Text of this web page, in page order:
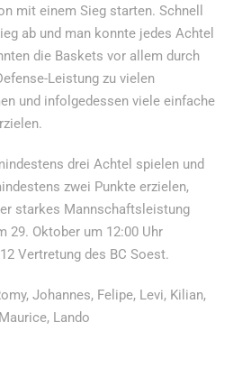
mit einem Sieg starten. Schnell
ab und man konnte jedes Achtel
die Baskets vor allem durch
Leistung zu vielen
und infolgedessen viele einfache
drei Achtel spielen und
zwei Punkte erzielen,
starkes Mannschaftsleistung
29. Oktober um 12:00 Uhr
Vertretung des BC Soest.
Johannes, Felipe, Levi, Kilian,
Lando